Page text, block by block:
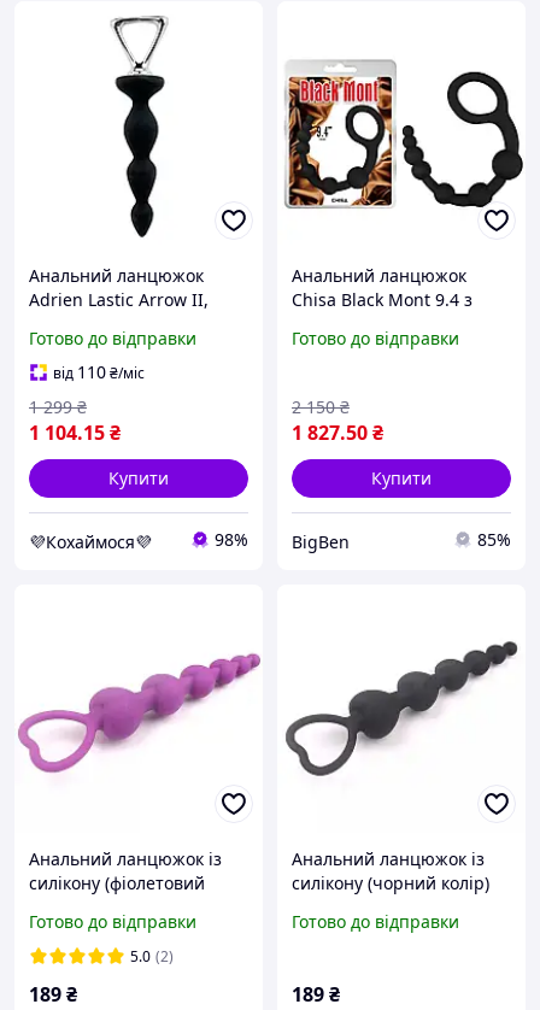
Анальний ланцюжок
Adrien Lastic Arrow II,
гнучкий, з металевою
ручкою, діаметр 3,2 см
Готово до відправки
від 110₴/міс
1 104.15₴
1 299 ₴
Купити
💜Кохаймося💜 98%
Анальний ланцюжок
Chisa Black Mont 9.4 з
чорна
Готово до відправки
1 827.50₴
2 150 ₴
Купити
BigBen 85%
Анальний ланцюжок із
силікону (фіолетовий
Готово до відправки
5.0 (2)
189₴
Анальний ланцюжок із
силікону (чорний колір)
Готово до відправки
189₴